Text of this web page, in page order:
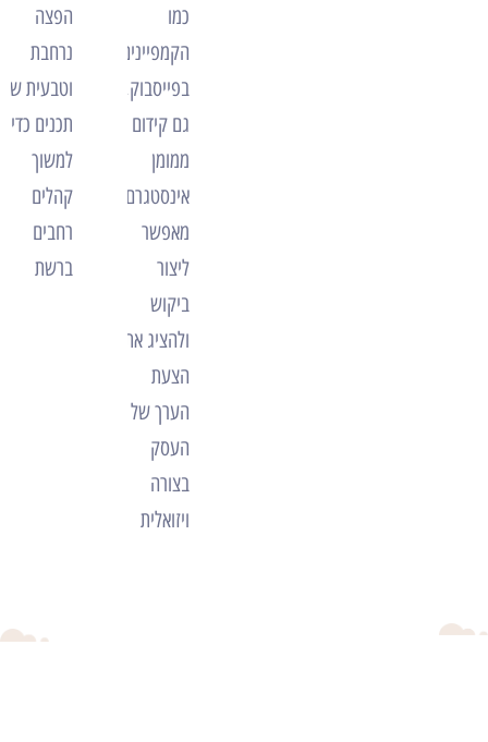
הפצה
נרחבת
וטבעית של
תכנים כדי
למשוך
קהלים
רחבים
ברשת
כמו
הקמפיינים
בפייסבוק,
גם קידום
ממומן
אינסטגרם
מאפשר
ליצור
ביקוש
ולהציג את
הצעת
הערך של
העסק
בצורה
ויזואלית